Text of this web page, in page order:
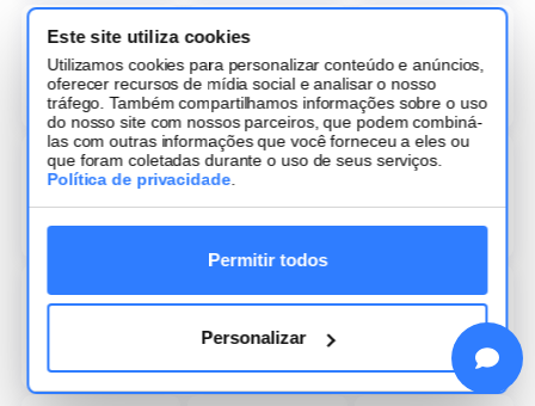
Este site utiliza cookies
Utilizamos cookies para personalizar conteúdo e anúncios,
oferecer recursos de mídia social e analisar o nosso
tráfego. Também compartilhamos informações sobre o uso
do nosso site com nossos parceiros, que podem combiná-
las com outras informações que você forneceu a eles ou
que foram coletadas durante o uso de seus serviços.
Política de privacidade
Permitir todos
Personalizar